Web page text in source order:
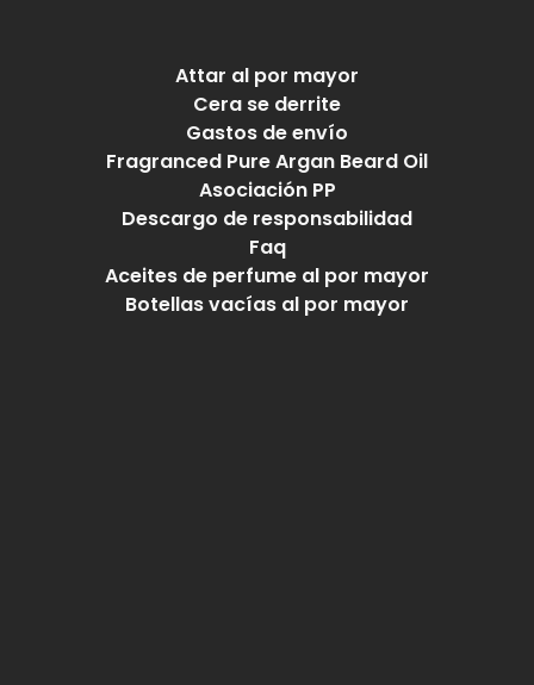
Attar al por mayor
Cera se derrite
Gastos de envío
Fragranced Pure Argan Beard Oil
Asociación PP
Descargo de responsabilidad
Faq
Aceites de perfume al por mayor
Botellas vacías al por mayor